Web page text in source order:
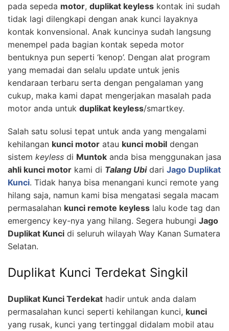
pada sepeda motor, duplikat keyless kontak ini sudah
tidak lagi dilengkapi dengan anak kunci layaknya
kontak konvensional. Anak kuncinya sudah langsung
menempel pada bagian kontak sepeda motor
bentuknya pun seperti ‘kenop’. Dengan alat program
yang memadai dan selalu update untuk jenis
kendaraan terbaru serta dengan pengalaman yang
cukup, maka kami dapat mengerjakan masalah pada
motor anda untuk duplikat keyless/smartkey.
Salah satu solusi tepat untuk anda yang mengalami
kehilangan kunci motor atau kunci mobil dengan
sistem keyless di Muntok anda bisa menggunakan jasa
ahli kunci motor kami di Talang Ubidari Jago Duplikat
Kunci. Tidak hanya bisa menangani kunci remote yang
hilang saja, namun kami bisa mengatasi segala macam
permasalahan kunci remote keyless lalu kode tag dan
emergency key-nya yang hilang. Segera hubungi Jago
Duplikat Kunci di seluruh wilayah Way Kanan Sumatera
Selatan.
Duplikat Kunci Terdekat Singkil
Duplikat Kunci Terdekat hadir untuk anda dalam
permasalahan kunci seperti kehilangan kunci, kunci
yang rusak, kunci yang tertinggal didalam mobil atau